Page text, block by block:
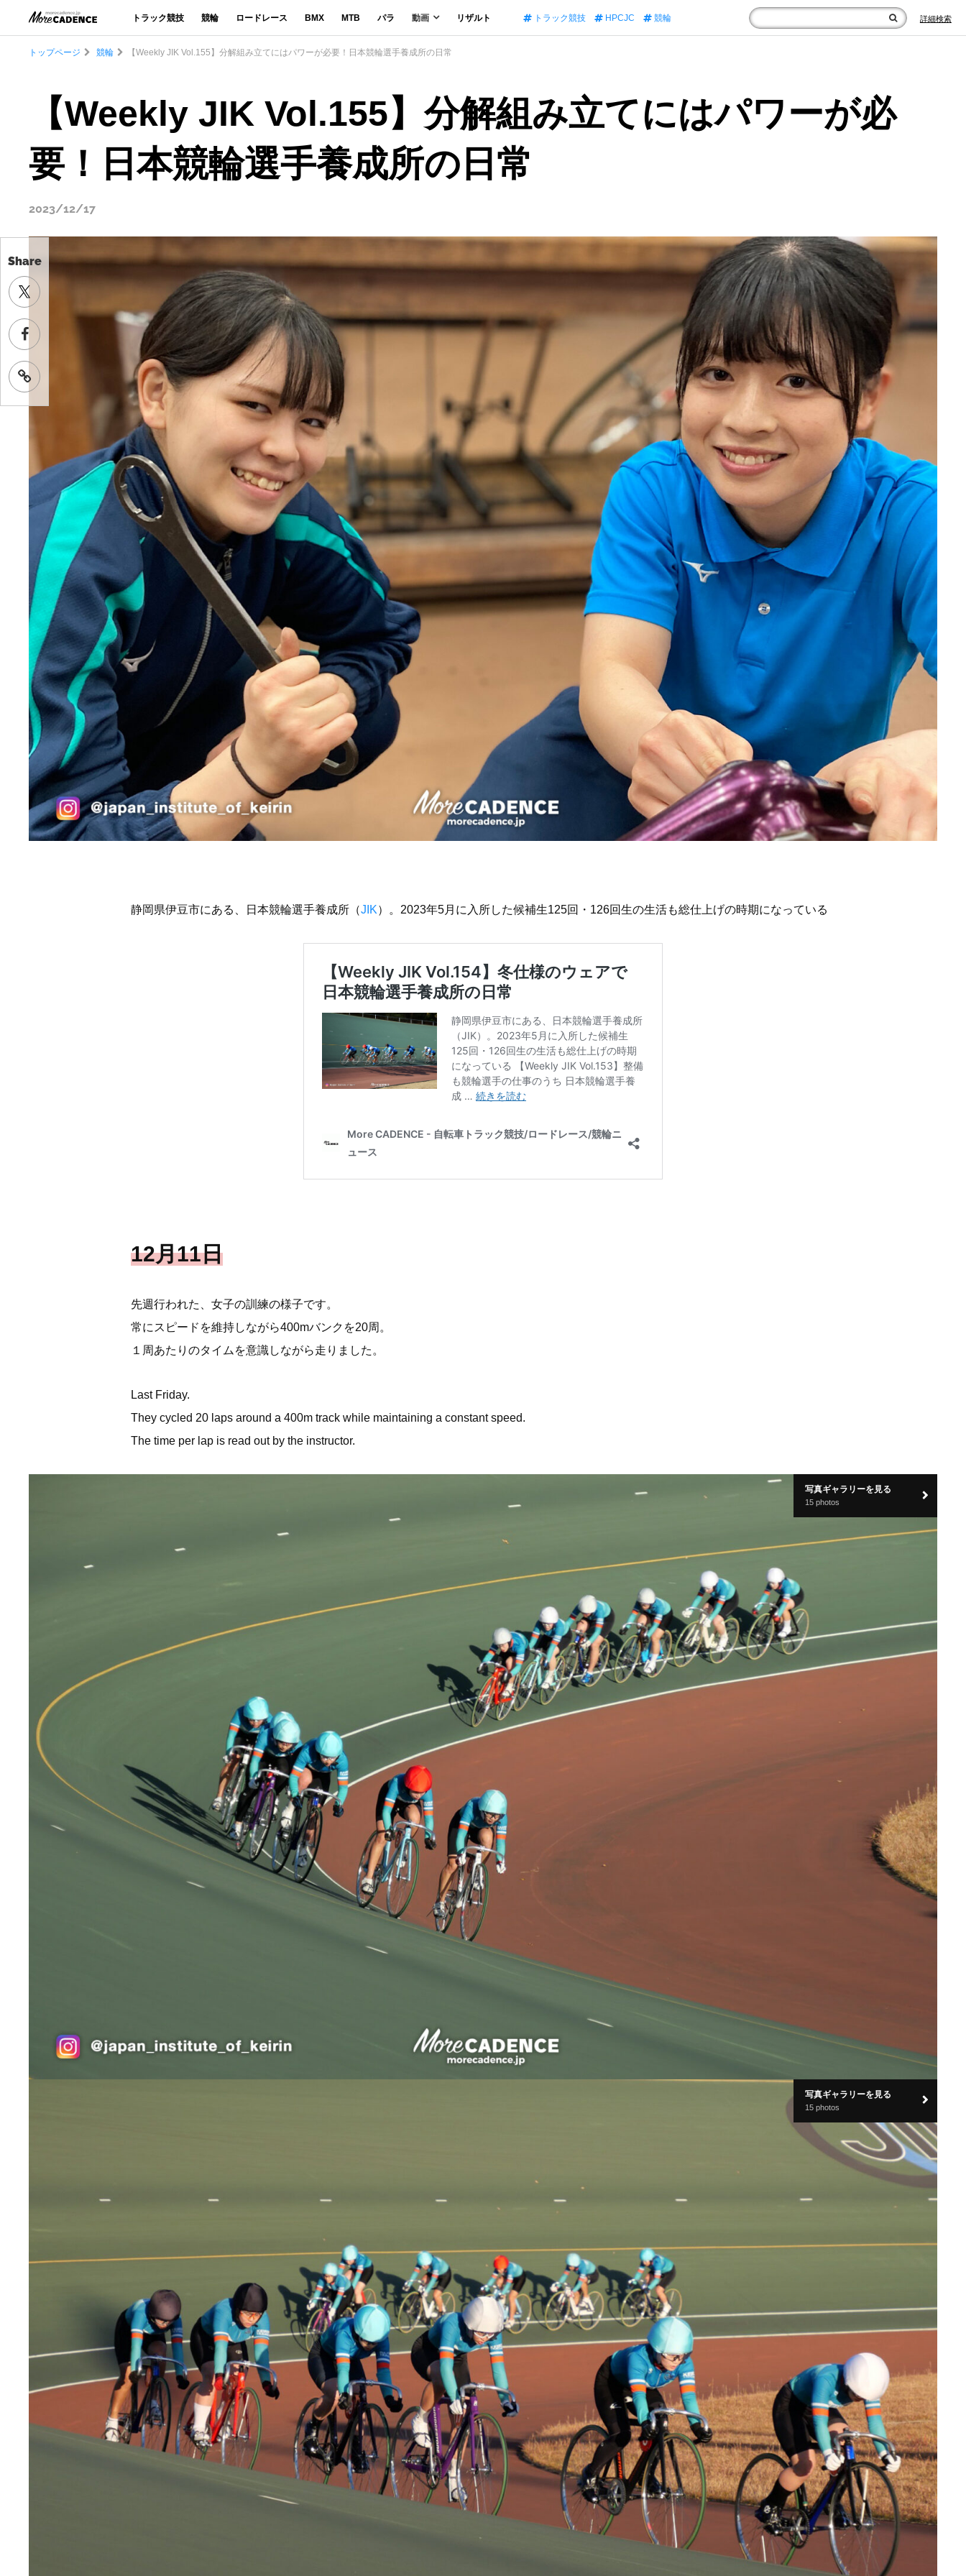
トラック競技 競輪 ロードレース BMX MTB パラ 動画 リザルト トラック競技 HPCJC 競輪 詳細検索
Share
トップページ 競輪 【Weekly JIK Vol.155】分解組み立てにはパワーが必要！日本競輪選手養成所の日常
【Weekly JIK Vol.155】分解組み立てにはパワーが必
要！日本競輪選手養成所の日常
2023/12/17
静岡県伊豆市にある、日本競輪選手養成所（JIK）。2023年5月に入所した候補生125回・126回生の生活も総仕上げの時期になっている
12月11日
先週行われた、女子の訓練の様子です。
常にスピードを維持しながら400mバンクを20周。
１周あたりのタイムを意識しながら走りました。
Last Friday.
They cycled 20 laps around a 400m track while maintaining a constant speed.
The time per lap is read out by the instructor.
写真ギャラリーを見る
15 photos
写真ギャラリーを見る
15 photos